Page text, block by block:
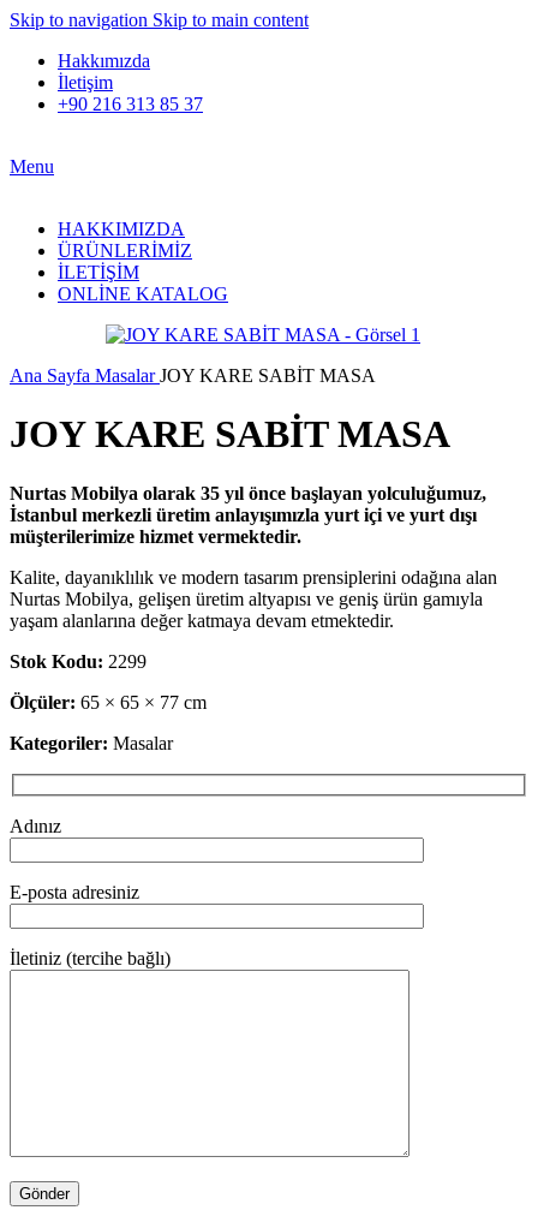
Skip to navigation Skip to main content
Hakkımızda
İletişim
+90 216 313 85 37
Menu
HAKKIMIZDA
ÜRÜNLERİMİZ
İLETİŞİM
ONLİNE KATALOG
Ana Sayfa MasalarJOY KARE SABİT MASA
JOY KARE SABİT MASA
Nurtas Mobilya olarak 35 yıl önce başlayan yolculuğumuz,
İstanbul merkezli üretim anlayışımızla yurt içi ve yurt dışı
müşterilerimize hizmet vermektedir.
Kalite, dayanıklılık ve modern tasarım prensiplerini odağına alan
Nurtas Mobilya, gelişen üretim altyapısı ve geniş ürün gamıyla
yaşam alanlarına değer katmaya devam etmektedir.
Stok Kodu: 2299
Ölçüler: 65 × 65 × 77 cm
Kategoriler: Masalar
Adınız
E-posta adresiniz
İletiniz (tercihe bağlı)